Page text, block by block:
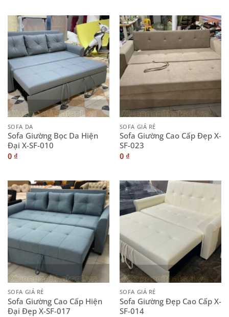
SOFA DA
Sofa Giường Bọc Da Hiện
Đại X-SF-010
0 ₫
SOFA GIÁ RẺ
Sofa Giường Cao Cấp Đẹp X-
SF-023
0 ₫
SOFA GIÁ RẺ
Sofa Giường Cao Cấp Hiện
Đại Đẹp X-SF-017
SOFA GIÁ RẺ
Sofa Giường Đẹp Cao Cấp X-
SF-014